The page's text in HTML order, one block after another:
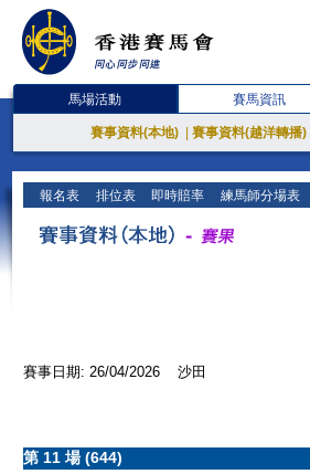
馬場活動 賽馬資訊
賽事資料(本地) 賽事資料(越洋轉播)
報名表 排位表 即時賠率 練馬師分場表
賽事日期: 26/04/2026 沙田
第 11 場 (644)